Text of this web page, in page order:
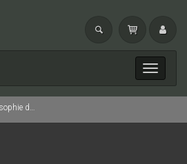
Toggle
Caen, n° 45/2008